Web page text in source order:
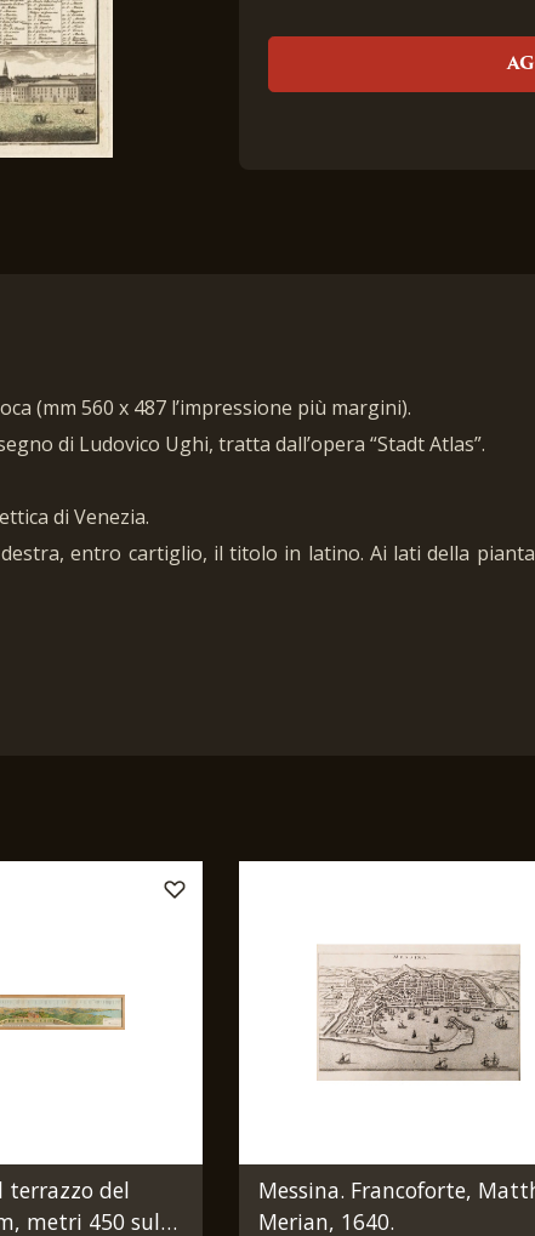
(mm 560 x 487 l’impressione più margini).
di Ludovico Ughi, tratta dall’opera “Stadt Atlas”.
di Venezia.
entro cartiglio, il titolo in latino. Ai lati della
terrazzo del
metri 450 sul
Messina. Francoforte,
Merian, 1640.